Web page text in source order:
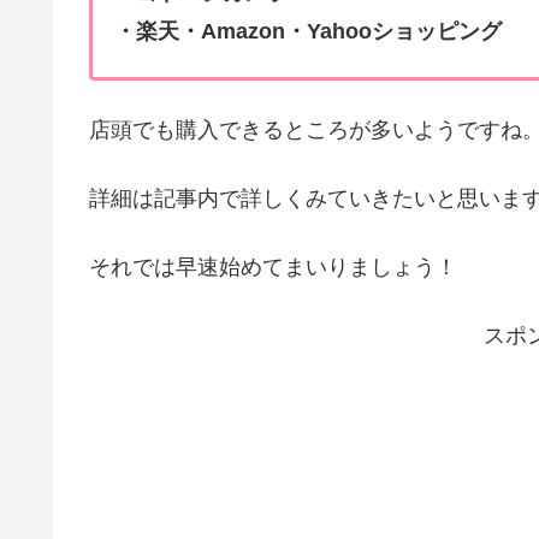
・楽天・Amazon・Yahooショッピング
店頭でも購入できるところが多いようですね。
詳細は記事内で詳しくみていきたいと思います
それでは早速始めてまいりましょう！
スポ